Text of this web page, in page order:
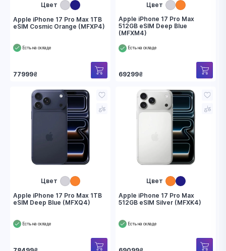
Цвет
Apple iPhone 17 Pro Max 1TB
eSIM Cosmic Orange (MFXP4)
Есть на складе
77999₴
Цвет
Apple iPhone 17 Pro Max
512GB eSIM Deep Blue
(MFXM4)
Есть на складе
69299₴
Цвет
Apple iPhone 17 Pro Max 1TB
eSIM Deep Blue (MFXQ4)
Есть на складе
Цвет
Apple iPhone 17 Pro Max
512GB eSIM Silver (MFXK4)
Есть на складе